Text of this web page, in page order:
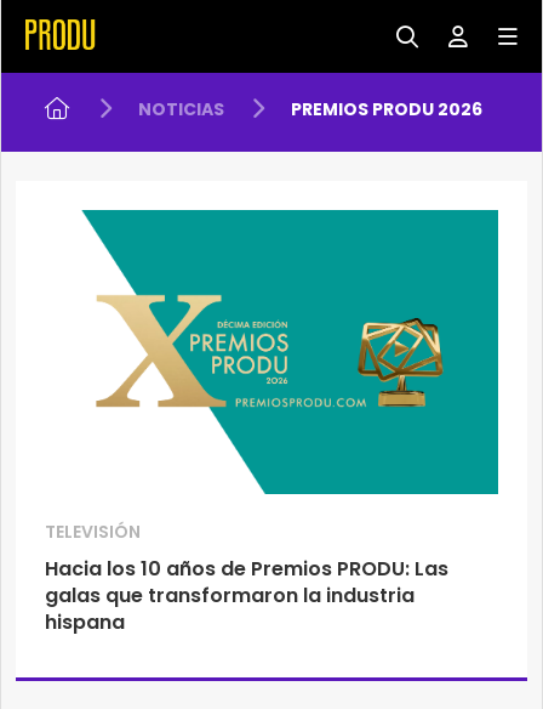
NOTICIAS PREMIOS PRODU 2026
TELEVISIÓN
Hacia los 10 años de Premios PRODU: Las
galas que transformaron la industria
hispana